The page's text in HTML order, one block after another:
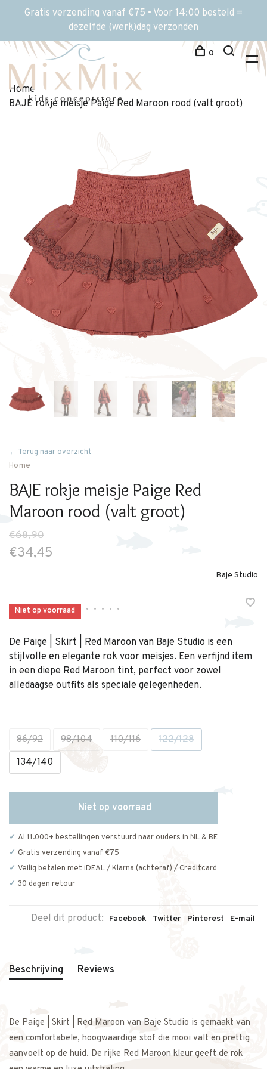
Gratis verzending vanaf €75 • Voor 14:00 besteld =
dezelfde (werk)dag verzonden
0
Home
BAJE rokje meisje Paige Red Maroon rood (valt groot)
← Terug naar overzicht
Home
BAJE rokje meisje Paige Red
Maroon rood (valt groot)
€68,90
€34,45
Baje Studio
Niet op voorraad • • • • •
De Paige | Skirt | Red Maroon van Baje Studio is een
stijlvolle en elegante rok voor meisjes. Een verfijnd item
in een diepe Red Maroon tint, perfect voor zowel
alledaagse outfits als speciale gelegenheden.
86/92 98/104 110/116
122/128
134/140
Niet op voorraad
Al 11.000+ bestellingen verstuurd naar ouders in NL & BE
Gratis verzending vanaf €75
Veilig betalen met iDEAL / Klarna (achteraf) / Creditcard
30 dagen retour
Deel dit product: Facebook Twitter Pinterest E-mail
Beschrijving Reviews
De Paige | Skirt | Red Maroon van Baje Studio is gemaakt van
een comfortabele, hoogwaardige stof die mooi valt en prettig
aanvoelt op de huid. De rijke Red Maroon kleur geeft de rok